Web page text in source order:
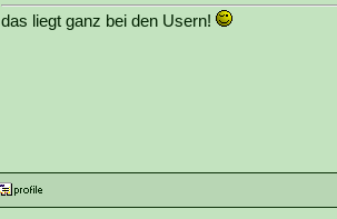
das liegt ganz bei den Usern!